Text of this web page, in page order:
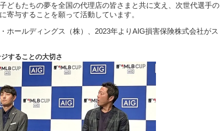
どもたちの夢を全国の代理店の皆さまと共に支え、次世代選手の
寄与することを願って活動しています。
ホールディングス（株）、2023年よりAIG損害保険株式会社がス
することの大切さ